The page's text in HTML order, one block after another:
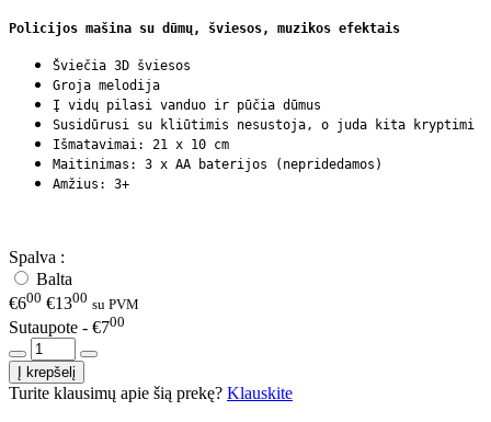
Policijos mašina su dūmų, šviesos, muzikos efektais
Šviečia 3D šviesos
Groja melodija
Į vidų pilasi vanduo ir pūčia dūmus
Susidūrusi su kliūtimis nesustoja, o juda kita kryptimi
Išmatavimai: 21 x 10 cm
Maitinimas: 3 x AA baterijos (nepridedamos)
Amžius: 3+
Spalva :
Balta
€600 €1300 su PVM
Sutaupote - €700
Turite klausimų apie šią prekę? Klauskite